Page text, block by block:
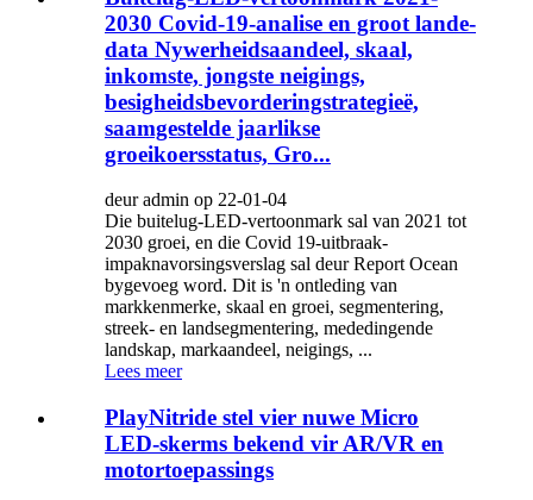
2030 Covid-19-analise en groot lande-
data Nywerheidsaandeel, skaal,
inkomste, jongste neigings,
besigheidsbevorderingstrategieë,
saamgestelde jaarlikse
groeikoersstatus, Gro...
deur admin op 22-01-04
Die buitelug-LED-vertoonmark sal van 2021 tot
2030 groei, en die Covid 19-uitbraak-
impaknavorsingsverslag sal deur Report Ocean
bygevoeg word. Dit is 'n ontleding van
markkenmerke, skaal en groei, segmentering,
streek- en landsegmentering, mededingende
landskap, markaandeel, neigings, ...
Lees meer
PlayNitride stel vier nuwe Micro
LED-skerms bekend vir AR/VR en
motortoepassings